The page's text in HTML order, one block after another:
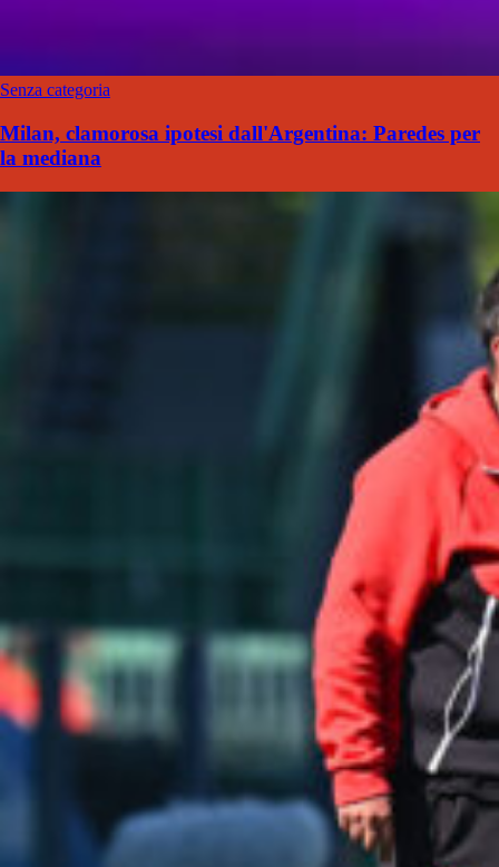
Senza categoria
Milan, clamorosa ipotesi dall'Argentina: Paredes per
la mediana